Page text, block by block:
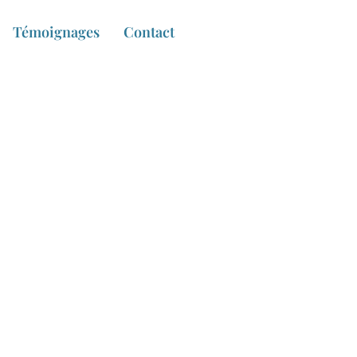
Témoignages Contact